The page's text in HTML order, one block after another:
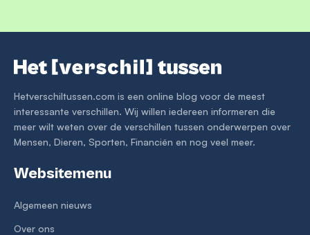
Hetverschiltussen.com is een online blog voor de meest
interessante verschillen. Wij willen iedereen informeren die
meer wilt weten over de verschillen tussen onderwerpen over
Mensen, Dieren, Sporten, Financiën en nog veel meer.
Websitemenu
Algemeen nieuws
Over ons